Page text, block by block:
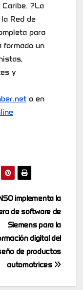
?La
Red de
para
formado un
y
o en
implementa la
de software de
Siemens para la
digital del
de productos
automotrices